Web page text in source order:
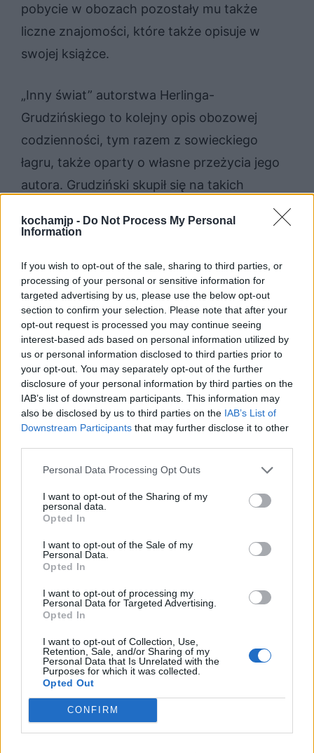
kochamjp - Do Not Process My Personal
Information
If you wish to opt-out of the sale, sharing to third parties, or
processing of your personal or sensitive information for
targeted advertising by us, please use the below opt-out
section to confirm your selection. Please note that after your
opt-out request is processed you may continue seeing
interest-based ads based on personal information utilized by
us or personal information disclosed to third parties prior to
your opt-out. You may separately opt-out of the further
disclosure of your personal information by third parties on the
IAB’s list of downstream participants. This information may
also be disclosed by us to third parties on the IAB’s List of
Downstream Participants that may further disclose it to other
Personal Data Processing Opt Outs
I want to opt-out of the Sharing of my
personal data.
Opted In
I want to opt-out of the Sale of my
Personal Data.
Opted In
I want to opt-out of processing my
Personal Data for Targeted Advertising.
Opted In
I want to opt-out of Collection, Use,
Retention, Sale, and/or Sharing of my
Personal Data that Is Unrelated with the
Purposes for which it was collected.
Opted Out
CONFIRM
pobycie w obozach pozostały mu także
liczne znajomości, które także opisuje w
swojej książce.
„Inny świat” autorstwa Herlinga-
Grudzińskiego to kolejny opis obozowej
codzienności, tym razem z sowieckiego
łagru, także oparty o własne przeżycia jego
autora. Grudziński skupił się na takich
aspektach jak codzienna praca wykonywana
przez więźniów, sposób, w jaki byli oni za nią
przez władze obozu żywności, codzienną
higienę, to, w jakim stanie były baraki i jak się
w nich mieszkało oraz stosunki panujące
między więźniami łagru. Grudziński także
zawarł pewne znajomości w obozie, a nawet
zyskał przyjaciół. Codzienność łagru była
jednak przede wszystkim ciągłą walką o
przetrwanie i dehumanizacja osadzonych, a
jedyną chwilą wytchnienia często był tylko
pobyt w szpitalu w czasie choroby.
Sprawdź także: